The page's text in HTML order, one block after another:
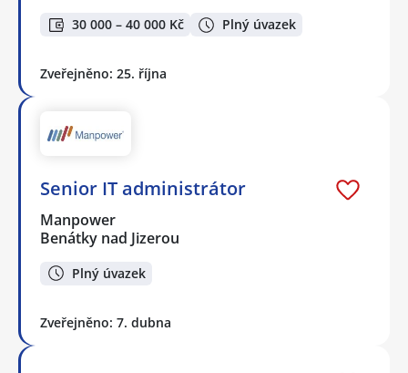
30 000 – 40 000 Kč Plný úvazek
Zveřejněno: 25. října
Senior IT administrátor
Manpower
Benátky nad Jizerou
Plný úvazek
Zveřejněno: 7. dubna